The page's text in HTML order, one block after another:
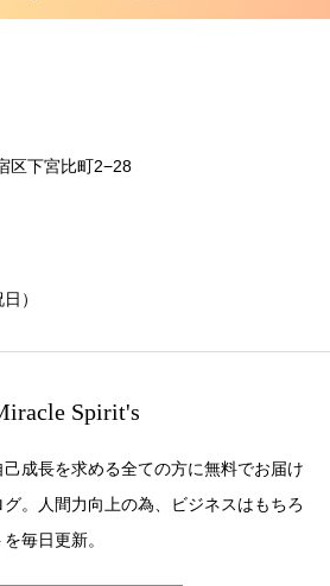
区下宮比町2−28
）
Spirit's
成長を求める全ての方に無料でお届け
。人間力向上の為、ビジネスはもちろ
毎日更新。